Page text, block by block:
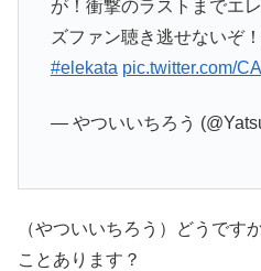
が！衝撃のラストまでエ
ズファン聴き逃せないぞ
#elekata pic.twitter.com/
— やついいちろう
（やついいちろう）どうです
ことあります？